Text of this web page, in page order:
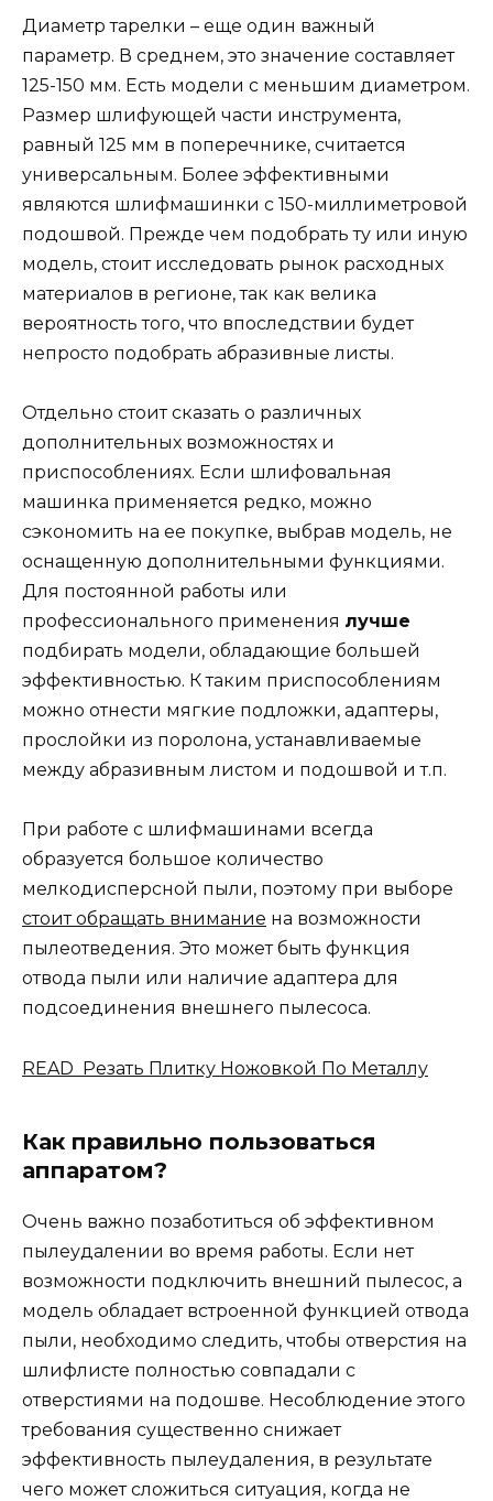
Диаметр тарелки – еще один важный
параметр. В среднем, это значение составляет
125-150 мм. Есть модели с меньшим диаметром.
Размер шлифующей части инструмента,
равный 125 мм в поперечнике, считается
универсальным. Более эффективными
являются шлифмашинки с 150-миллиметровой
подошвой. Прежде чем подобрать ту или иную
модель, стоит исследовать рынок расходных
материалов в регионе, так как велика
вероятность того, что впоследствии будет
непросто подобрать абразивные листы.
Отдельно стоит сказать о различных
дополнительных возможностях и
приспособлениях. Если шлифовальная
машинка применяется редко, можно
сэкономить на ее покупке, выбрав модель, не
оснащенную дополнительными функциями.
Для постоянной работы или
профессионального применения лучше
подбирать модели, обладающие большей
эффективностью. К таким приспособлениям
можно отнести мягкие подложки, адаптеры,
прослойки из поролона, устанавливаемые
между абразивным листом и подошвой и т.п.
При работе с шлифмашинами всегда
образуется большое количество
мелкодисперсной пыли, поэтому при выборе
стоит обращать внимание на возможности
пылеотведения. Это может быть функция
отвода пыли или наличие адаптера для
подсоединения внешнего пылесоса.
READ Резать Плитку Ножовкой По Металлу
Как правильно пользоваться
аппаратом?
Очень важно позаботиться об эффективном
пылеудалении во время работы. Если нет
возможности подключить внешний пылесос, а
модель обладает встроенной функцией отвода
пыли, необходимо следить, чтобы отверстия на
шлифлисте полностью совпадали с
отверстиями на подошве. Несоблюдение этого
требования существенно снижает
эффективность пылеудаления, в результате
чего может сложиться ситуация, когда не